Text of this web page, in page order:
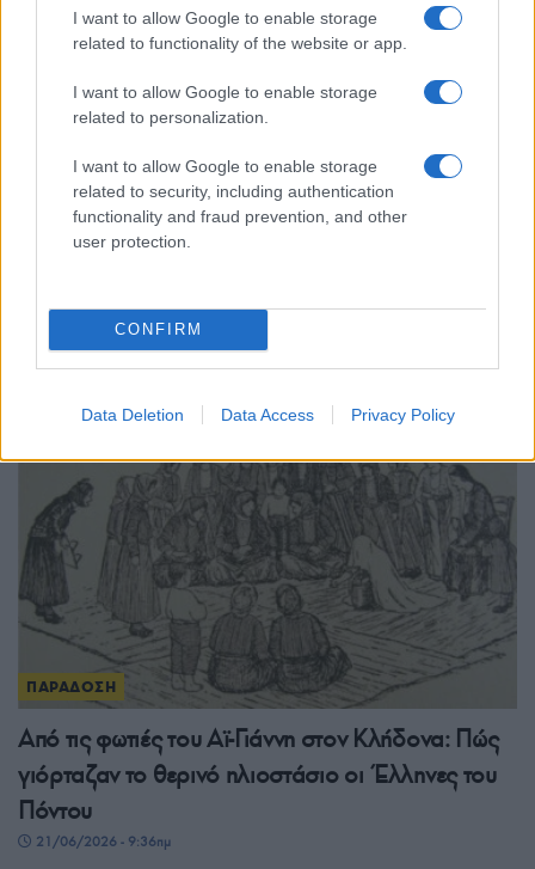
I want to allow Google to enable storage
related to functionality of the website or app.
I want to allow Google to enable storage
related to personalization.
I want to allow Google to enable storage
related to security, including authentication
functionality and fraud prevention, and other
user protection.
CONFIRM
Data Deletion Data Access Privacy Policy
Θερισμός στον Πόντο: Το «παλλάωμαν» και οι
λέξεις που ζωντανεύουν τον χρυσό Ιούλιο
ΠΑΡΑΔΟΣΗ
Από τις φωτιές του Αϊ-Γιάννη στον Κλήδονα: Πώς
γιόρταζαν το θερινό ηλιοστάσιο οι Έλληνες του
Πόντου
21/06/2026 - 9:36πμ